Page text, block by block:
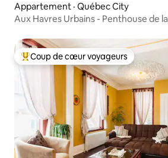
Appartement · Québec City
Aux Havres Urbains - Penthouse de
Coup de cœur voyageurs parmi les
Coup de cœur voyageurs